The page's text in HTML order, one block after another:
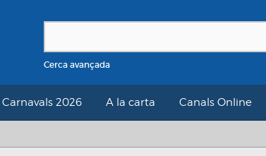
Cerca avançada
Carnavals 2026 A la carta Canals Online